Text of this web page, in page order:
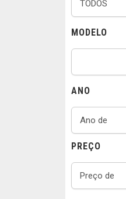
MODELO
ANO
PREÇO